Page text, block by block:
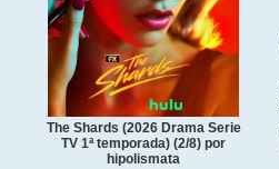
The Shards (2026 Drama Serie
TV 1ª temporada) (2/8) por
hipolismata